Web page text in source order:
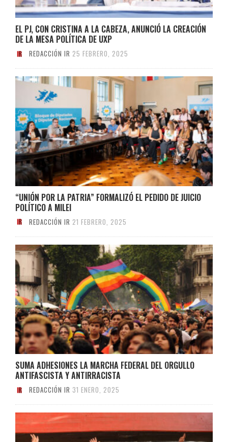
EL PJ, CON CRISTINA A LA CABEZA, ANUNCIÓ LA CREACIÓN
DE LA MESA POLÍTICA DE UXP
REDACCIÓN IR 25 FEBRERO, 2025
“UNIÓN POR LA PATRIA” FORMALIZÓ EL PEDIDO DE JUICIO
POLÍTICO A MILEI
REDACCIÓN IR 21 FEBRERO, 2025
SUMA ADHESIONES LA MARCHA FEDERAL DEL ORGULLO
ANTIFASCISTA Y ANTIRRACISTA
REDACCIÓN IR 31 ENERO, 2025